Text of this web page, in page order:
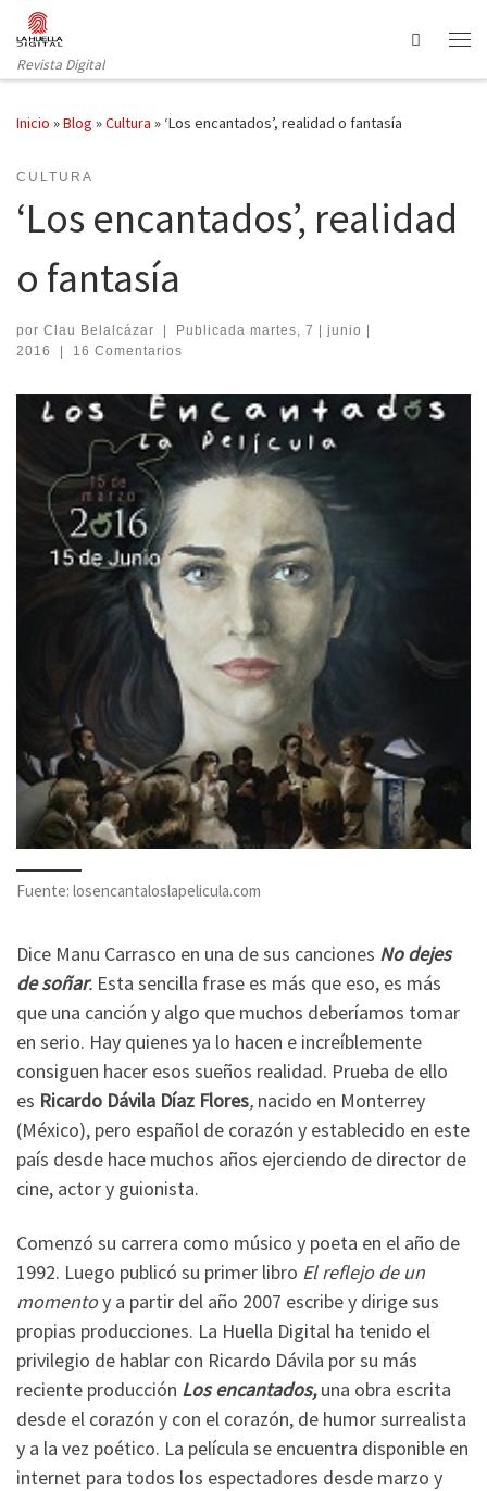
Saltar al contenido
Revista Digital
Search
Inicio »Blog »Cultura » ‘Los encantados’, realidad o fantasía
CULTURA
‘Los encantados’, realidad
o fantasía
por Clau Belalcázar | Publicada martes, 7 | junio |
2016
| 16 Comentarios
Fuente: losencantaloslapelicula.com
Dice Manu Carrasco en una de sus canciones No dejes
de soñar. Esta sencilla frase es más que eso, es más
que una canción y algo que muchos deberíamos tomar
en serio. Hay quienes ya lo hacen e increíblemente
consiguen hacer esos sueños realidad. Prueba de ello
es Ricardo Dávila Díaz Flores, nacido en Monterrey
(México), pero español de corazón y establecido en este
país desde hace muchos años ejerciendo de director de
cine, actor y guionista.
Comenzó su carrera como músico y poeta en el año de
1992. Luego publicó su primer libro El reflejo de un
momentoy a partir del año 2007 escribe y dirige sus
propias producciones. La Huella Digital ha tenido el
privilegio de hablar con Ricardo Dávila por su más
reciente producción Los encantados,una obra escrita
desde el corazón y con el corazón, de humor surrealista
y a la vez poético. La película se encuentra disponible en
internet para todos los espectadores desde marzo y